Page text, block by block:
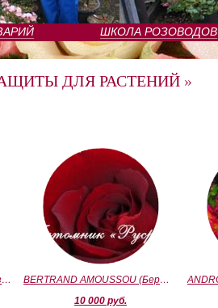
ШКОЛА РОЗОВОДОВ
ДЛЯ РАСТЕНИЙ »
GESUALDO DA VENOSA (Джезуальдо Ди Веноза)
BERTRAND AMOUSSOU (Бертран Амуссу)
10 000 руб.